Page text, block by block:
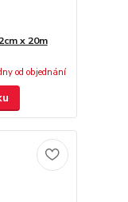
x 20m
od objednání